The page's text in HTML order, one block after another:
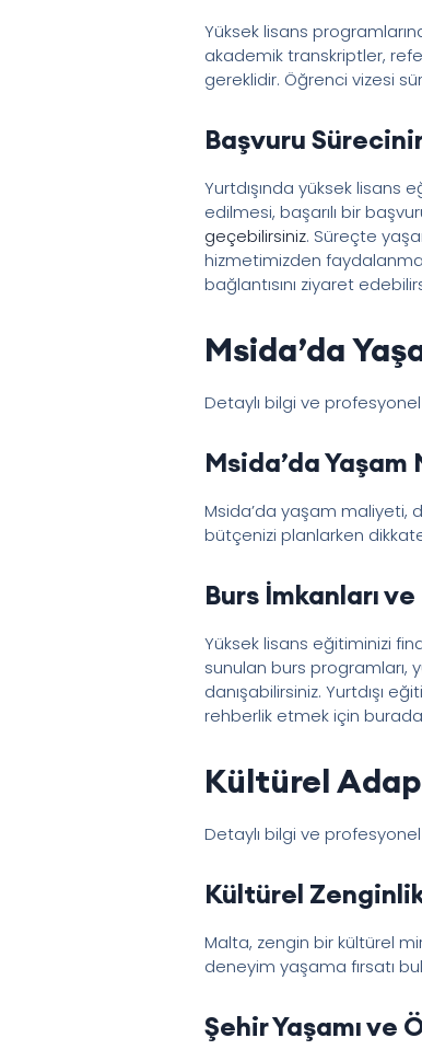
Yüksek lisans
akademik transkriptler,
gereklidir. Öğrenci vizesi
Başvuru
Yurtdışında yüksek lisans
edilmesi, başarılı bir
geçebilirsiniz. Süreçte
hizmetimizden
bağlantısını ziyaret
Msida’da
Detaylı bilgi ve
Msida’da Yaşam
Msida’da yaşam maliyeti,
bütçenizi planlarken
Burs İmkanları ve
Yüksek lisans eğitiminizi
sunulan burs programları,
danışabilirsiniz. Yurtdışı
rehberlik etmek için
Kültürel
Detaylı bilgi ve
Kültürel
Malta, zengin bir kültürel
deneyim yaşama fırsatı
Şehir Yaşamı ve